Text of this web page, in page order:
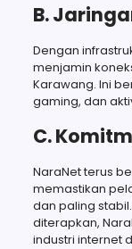
B.
Dengan
menjamin
Karawang. Ini
gaming, dan
C.
NaraNet terus
memastikan
dan paling
diterapkan,
industri internet